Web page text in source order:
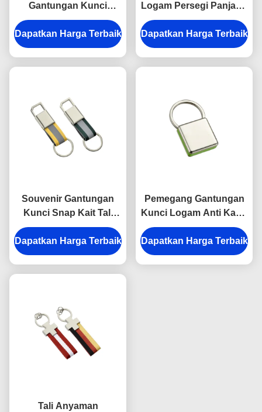
Gantungan Kunci
Logam Gantungan
Kunci Perak
Elektroplating
Dapatkan Harga Terbaik
Logam Persegi Panjang
Pemegang Laser
Engraving Kanvas
Hadiah Souvenir
Dapatkan Harga Terbaik
Souvenir Gantungan
Kunci Snap Kait Tali
Logam Tebal 9mm Tebal
Kanvas Terang
Dapatkan Harga Terbaik
Pemegang Gantungan
Kunci Logam Anti Karat
Warna-warni Snap Hook
Gantungan Kunci
Plastik Persegi
Dapatkan Harga Terbaik
Tali Anyaman